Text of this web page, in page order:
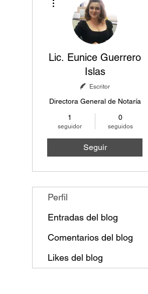
Lic. Eunice Guerrero
Islas
Escritor
Directora General de Notaría
1
seguidor
0
seguidos
Seguir
Perfil
Entradas del blog
Comentarios del blog
Likes del blog